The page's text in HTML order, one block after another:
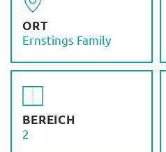
ORT
Ernstings Family
BEREICH
2